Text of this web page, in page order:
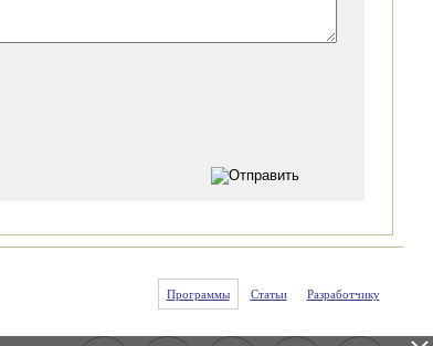
Программы Статьи Разработчику